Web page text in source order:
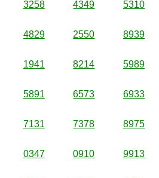
3258 4349 5310
4829 2550 8939
1941 8214 5989
5891 6573 6933
7131 7378 8975
0347 0910 9913